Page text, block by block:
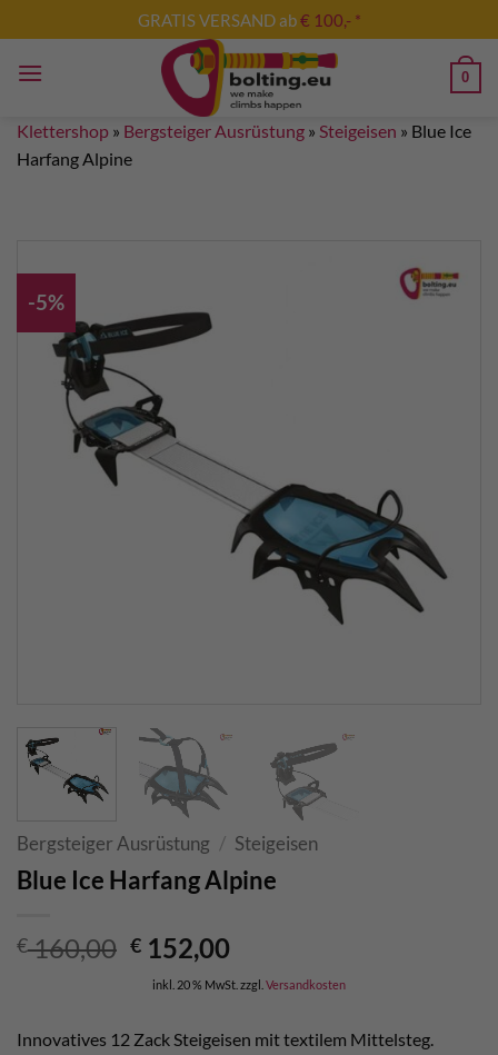
Inhalt
springen
GRATIS VERSAND ab€ 100,- *
0
Klettershop » Bergsteiger Ausrüstung » Steigeisen » Blue Ice
Harfang Alpine
-5%
Bergsteiger Ausrüstung / Steigeisen
Blue Ice Harfang Alpine
€160,00 Ursprünglicher
Preis
war:
€ 160,00
€ 152,00Aktueller
Preis
ist:
€ 152,00.
inkl. 20 % MwSt. zzgl. Versandkosten
Innovatives 12 Zack Steigeisen mit textilem Mittelsteg.